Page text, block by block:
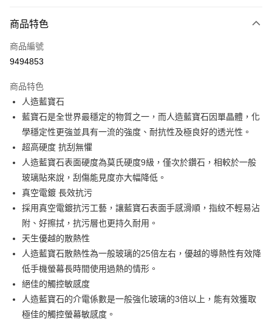
信用卡一次付款
超商取貨付款
Apple Pay
街口支付
悠遊付
AFTEE先享後付
相關說明
【關於「AFTEE先享後付」】
AFTEE先享後付是「在收到商品之後才付款」的支付方式。 讓您購物簡單
１．簡單：不需註冊會員、不需綁卡、不需儲值。
２．便利：只要手機號碼，簡訊認證，即可結帳。
３．安心：先確認商品／服務後，再付款。
【「AFTEE先享後付」結帳流程】
１．於結帳方式選擇「AFTEE先享後付」後，將跳轉至「AFTEE先享後付」
結帳頁面，進行簡訊認證並確認金額後，即可完成結帳。
２．訂單成立數日內，您將收到繳費通知簡訊。
３．收到繳費通知簡訊後14天內，點擊此簡訊中的連結，可透過四大超商／
ATM付款
運送方式
全家取貨付款
每筆NT$60，滿NT$499(含以上)免運費
每筆NT$60，滿NT$499(含以上)免運費
商品特色
商品編號
9494853
商品特色
人造藍寶石
藍寶石是全世界最穩定的物質之一，而人造藍寶石因單晶體，化
學穩定性更強並具有一流的強度、耐抗性及極良好的透光性。
超高硬度 抗刮無懼
人造藍寶石表面硬度為莫氏硬度9級，僅次於鑽石，相較於一般
玻璃貼來說，刮傷能見度亦大幅降低。
真空電鍍 長效抗污
採用真空電鍍抗污工藝，讓藍寶石表面手感滑順，指紋不輕易沾
附、好擦拭，抗污層也更持久耐用。
天生優越的散熱性
人造藍寶石散熱性為一般玻璃的25倍左右，優越的導熱性有效降
低手機螢幕長時間使用過熱的情形。
絕佳的觸控敏感度
人造藍寶石的介電係數是一般強化玻璃的3倍以上，能有效獲取
極佳的觸控螢幕敏感度。